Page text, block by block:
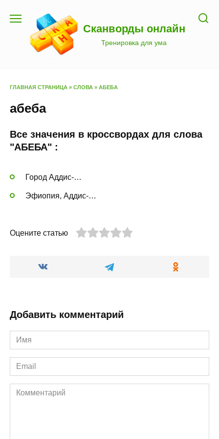
содержанию
Сканворды онлайн
Тренировка для ума
ГЛАВНАЯ СТРАНИЦА » СЛОВА » АБЕБА
абеба
Все значения в кроссвордах для слова
"АБЕБА" :
Город Аддис-…
Эфиопия, Аддис-…
Оцените статью
Добавить комментарий
Имя
*
Email
*
Комментарий